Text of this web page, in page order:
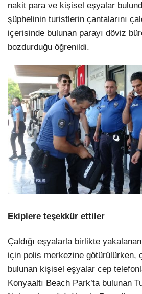
nakit para ve kişisel eşyalar
şüphelinin turistlerin çantalarını
içerisinde bulunan parayı döviz
bozdurduğu öğrenildi.
Ekiplere teşekkür ettiler
Çaldığı eşyalarla birlikte
için polis merkezine götürülürken,
bulunan kişisel eşyalar cep
Konyaaltı Beach Park’ta bulunan